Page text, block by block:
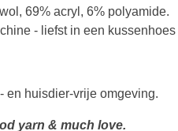
69% acryl, 6% polyamide.
- liefst in een
en huisdier-vrije omgeving.
yarn & much love.